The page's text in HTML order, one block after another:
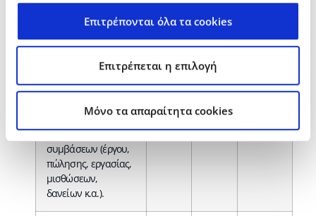
Επιτρέπονται όλα τα cookies
Επιτρέπεται η επιλογή
Mόνο τα απαραίτητα cookies
Εταιρείας, σύμφωνα
με το άρθρο 49 του
ισχύει, και παροχή
σχετικών
εξουσιοδοτήσεων.
8. Εγκρίσεις
συμβάσεων (έργου,
πώλησης, εργασίας,
μισθώσεων,
δανείων κ.α.).